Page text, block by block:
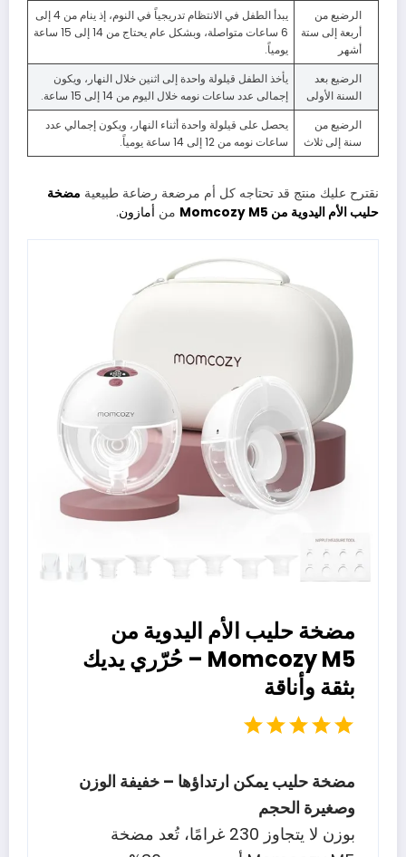
الرضيع من
أربعة إلى ستة
أشهر
يبدأ الطفل في الانتظام تدريجياً في النوم، إذ ينام من 4 إلى
6 ساعات متواصلة، وبشكل عام يحتاج من 14 إلى 15 ساعة
يومياً.
الرضيع بعد
السنة الأولى
يأخذ الطفل قيلولة واحدة إلى اثنين خلال النهار، ويكون
إجمالى عدد ساعات نومه خلال اليوم من 14 إلى 15 ساعة.
الرضيع من
سنة إلى ثلاث
يحصل على قيلولة واحدة أثناء النهار، ويكون إجمالي عدد
ساعات نومه من 12 إلى 14 ساعة يومياً.
نقترح عليك منتج قد تحتاجه كل أم مرضعة رضاعة طبيعية مضخة
حليب الأم اليدوية من Momcozy M5
من أمازون.
مضخة حليب الأم اليدوية من
Momcozy M5 – حُرّري يديك
بثقة وأناقة
مضخة حليب يمكن ارتداؤها – خفيفة الوزن
وصغيرة الحجم
بوزن لا يتجاوز 230 غرامًا، تُعد مضخة